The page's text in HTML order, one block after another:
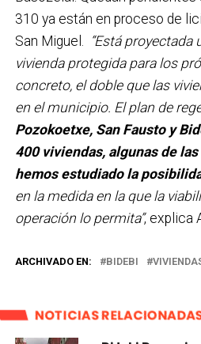
310 ya están en proceso de
San Miguel.
“Está proyectada
vivienda protegida para los
concreto, el doble que las
en el municipio. El plan de
Pozokoetxe, San Fausto y
400 viviendas, algunas de
hemos estudiado la
en la medida en la que la
operación lo permita”, explica
ARCHIVADO EN: BIDEBI
NOTICIAS